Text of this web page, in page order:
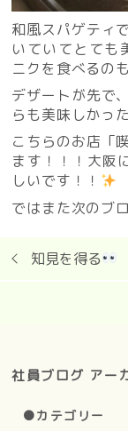
和風スパゲティ
いていてとても
ニクを食べるの
デザートが先で
らも美味しかっ
こちらのお店「
ます！！！大阪
しいです！！
ではまた次のブ
知見を得る
社員ブログ アー
●カテゴリー